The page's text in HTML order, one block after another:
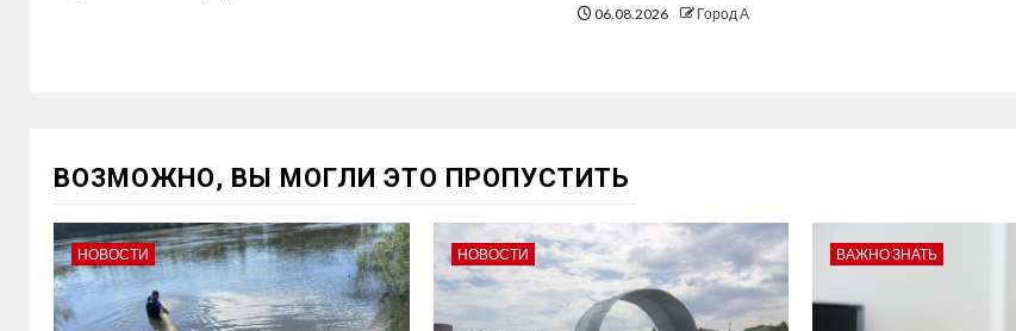
06.08.2026 Город А
ВОЗМОЖНО, ВЫ МОГЛИ ЭТО ПРОПУСТИТЬ
НОВОСТИ НОВОСТИ ВАЖНО ЗНАТЬ